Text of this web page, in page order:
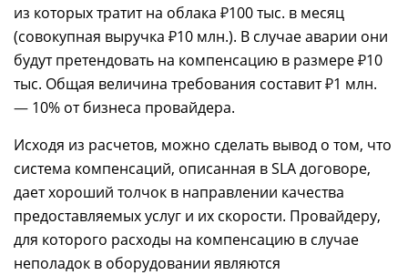
из которых тратит на облака ₽100 тыс. в месяц
(совокупная выручка ₽10 млн.). В случае аварии они
будут претендовать на компенсацию в размере₽10
тыс. Общая величина требования составит₽1 млн.
— 10% от бизнеса провайдера.
Исходя из расчетов, можно сделать вывод о том, что
система компенсаций, описанная в SLA договоре,
дает хороший толчок в направлении качества
предоставляемых услуг и их скорости. Провайдеру,
для которого расходы на компенсацию в случае
неполадок в оборудовании являются